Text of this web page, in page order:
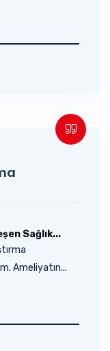
Sağlık...
Ameliyatın...